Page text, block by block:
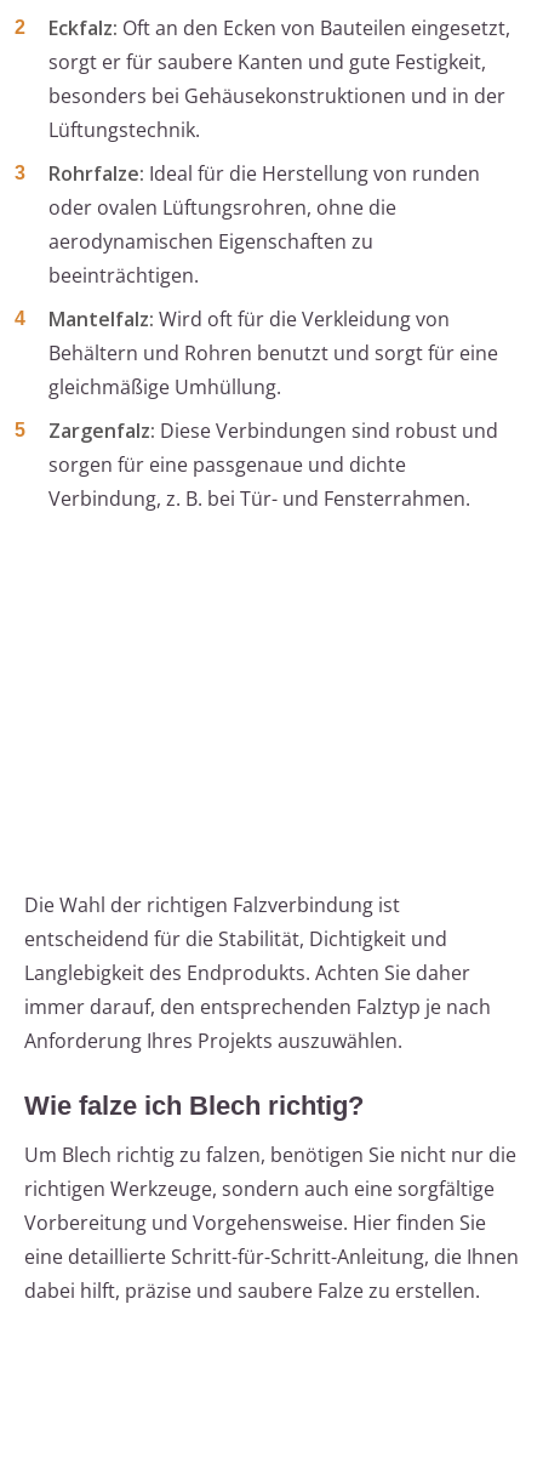
Eckfalz: Oft an den Ecken von Bauteilen eingesetzt,
sorgt er für saubere Kanten und gute Festigkeit,
besonders bei Gehäusekonstruktionen und in der
Lüftungstechnik.
Rohrfalze: Ideal für die Herstellung von runden
oder ovalen Lüftungsrohren, ohne die
aerodynamischen Eigenschaften zu
beeinträchtigen.
Mantelfalz: Wird oft für die Verkleidung von
Behältern und Rohren benutzt und sorgt für eine
gleichmäßige Umhüllung.
Zargenfalz: Diese Verbindungen sind robust und
sorgen für eine passgenaue und dichte
Verbindung, z. B. bei Tür- und Fensterrahmen.
Die Wahl der richtigen Falzverbindung ist
entscheidend für die Stabilität, Dichtigkeit und
Langlebigkeit des Endprodukts. Achten Sie daher
immer darauf, den entsprechenden Falztyp je nach
Anforderung Ihres Projekts auszuwählen.
Wie falze ich Blech richtig?
Um Blech richtig zu falzen, benötigen Sie nicht nur die
richtigen Werkzeuge, sondern auch eine sorgfältige
Vorbereitung und Vorgehensweise. Hier finden Sie
eine detaillierte Schritt-für-Schritt-Anleitung, die Ihnen
dabei hilft, präzise und saubere Falze zu erstellen.